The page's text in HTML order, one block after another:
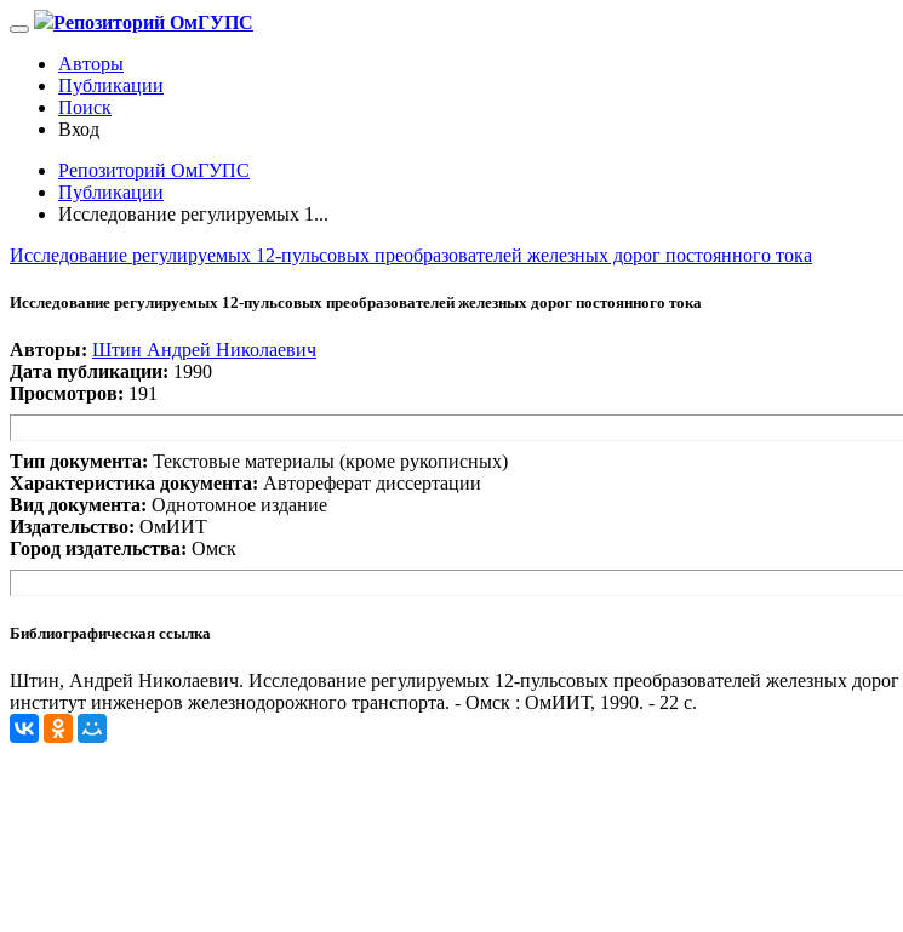
Репозиторий ОмГУПС
Авторы
Публикации
Поиск
Вход
Репозиторий ОмГУПС
Публикации
Исследование регулируемых 1...
Исследование регулируемых 12-пульсовых преобразователей железных дорог постоянного тока
Исследование регулируемых 12-пульсовых преобразователей железных дорог постоянного тока
Авторы: Штин Андрей Николаевич
Дата публикации: 1990
Просмотров: 191
Тип документа: Текстовые материалы (кроме рукописных)
Характеристика документа: Автореферат диссертации
Вид документа: Однотомное издание
Издательство: ОмИИТ
Город издательства: Омск
Библиографическая ссылка
Штин, Андрей Николаевич. Исследование регулируемых 12-пульсовых преобразователей железных
институт инженеров железнодорожного транспорта. - Омск : ОмИИТ, 1990. - 22 с.